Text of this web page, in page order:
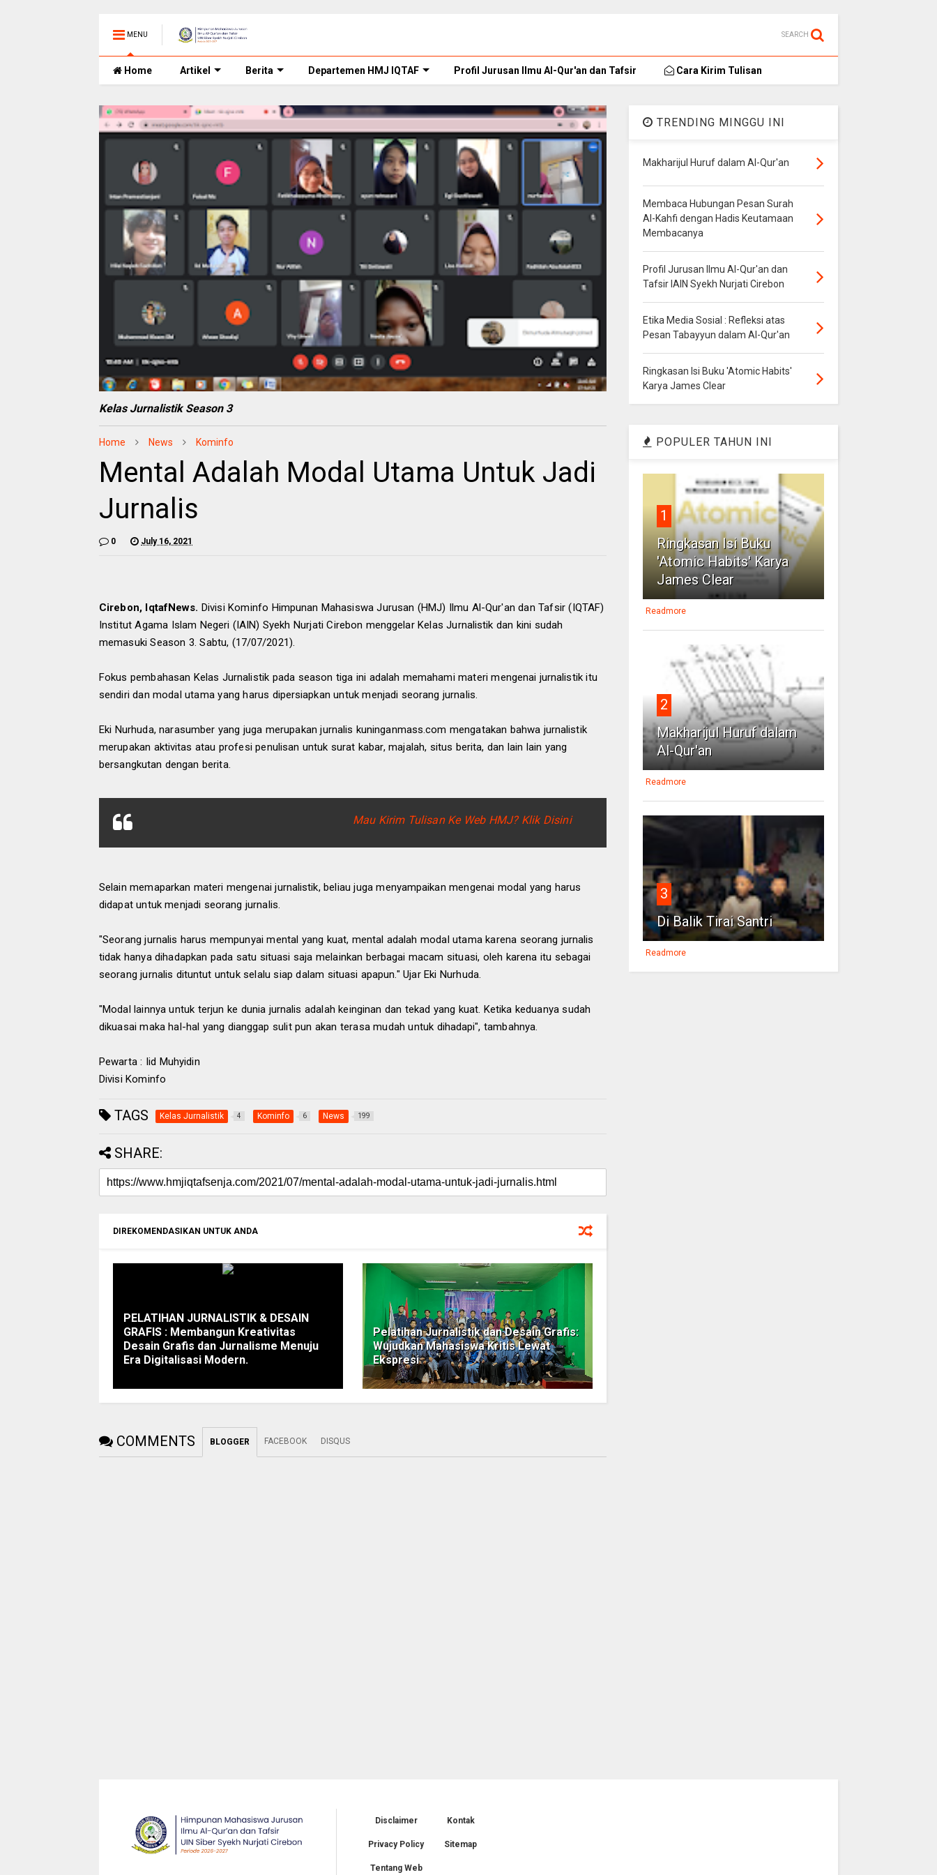
MENU SEARCH
Home Artikel Berita Departemen HMJ IQTAF Profil Jurusan Ilmu Al-Qur'an dan Tafsir Cara Kirim Tulisan
Kelas Jurnalistik Season 3
Home News Kominfo
Mental Adalah Modal Utama Untuk Jadi
Jurnalis
0 July 16, 2021
Cirebon, IqtafNews. Divisi Kominfo Himpunan Mahasiswa Jurusan (HMJ) Ilmu Al-Qur'an dan Tafsir (IQTAF)
Institut Agama Islam Negeri (IAIN) Syekh Nurjati Cirebon menggelar Kelas Jurnalistik dan kini sudah
memasuki Season 3. Sabtu, (17/07/2021).
Fokus pembahasan Kelas Jurnalistik pada season tiga ini adalah memahami materi mengenai jurnalistik itu
sendiri dan modal utama yang harus dipersiapkan untuk menjadi seorang jurnalis.
Eki Nurhuda, narasumber yang juga merupakan jurnalis kuninganmass.com mengatakan bahwa jurnalistik
merupakan aktivitas atau profesi penulisan untuk surat kabar, majalah, situs berita, dan lain lain yang
bersangkutan dengan berita.
Mau Kirim Tulisan Ke Web HMJ? Klik Disini
Selain memaparkan materi mengenai jurnalistik, beliau juga menyampaikan mengenai modal yang harus
didapat untuk menjadi seorang jurnalis.
"Seorang jurnalis harus mempunyai mental yang kuat, mental adalah modal utama karena seorang jurnalis
tidak hanya dihadapkan pada satu situasi saja melainkan berbagai macam situasi, oleh karena itu sebagai
seorang jurnalis dituntut untuk selalu siap dalam situasi apapun." Ujar Eki Nurhuda.
"Modal lainnya untuk terjun ke dunia jurnalis adalah keinginan dan tekad yang kuat. Ketika keduanya sudah
dikuasai maka hal-hal yang dianggap sulit pun akan terasa mudah untuk dihadapi", tambahnya.
Pewarta : Iid Muhyidin
Divisi Kominfo
TAGS Kelas Jurnalistik 4 Kominfo 6 News 199
SHARE:
DIREKOMENDASIKAN UNTUK ANDA
PELATIHAN JURNALISTIK & DESAIN
GRAFIS : Membangun Kreativitas
Desain Grafis dan Jurnalisme Menuju
Era Digitalisasi Modern.
Pelatihan Jurnalistik dan Desain Grafis:
Wujudkan Mahasiswa Kritis Lewat
Ekspresi
COMMENTS BLOGGER FACEBOOK DISQUS
TRENDING MINGGU INI
Makharijul Huruf dalam Al-Qur'an
Membaca Hubungan Pesan Surah
Al-Kahfi dengan Hadis Keutamaan
Membacanya
Profil Jurusan Ilmu Al-Qur'an dan
Tafsir IAIN Syekh Nurjati Cirebon
Etika Media Sosial : Refleksi atas
Pesan Tabayyun dalam Al-Qur'an
Ringkasan Isi Buku 'Atomic Habits'
Karya James Clear
POPULER TAHUN INI
1
Ringkasan Isi Buku
'Atomic Habits' Karya
James Clear
Readmore
2
Makharijul Huruf dalam
Al-Qur'an
Readmore
3
Di Balik Tirai Santri
Readmore
Disclaimer Kontak
Privacy Policy Sitemap
Tentang Web